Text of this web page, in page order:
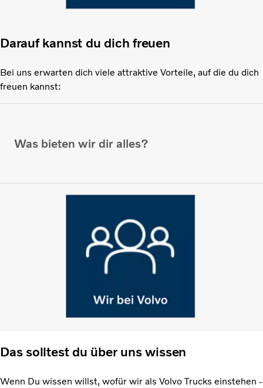
Darauf kannst du dich freuen
Bei uns erwarten dich viele attraktive Vorteile, auf die du dich
freuen kannst:
Was bieten wir dir alles?
Das solltest du über uns wissen
Wenn Du wissen willst, wofür wir als Volvo Trucks einstehen -